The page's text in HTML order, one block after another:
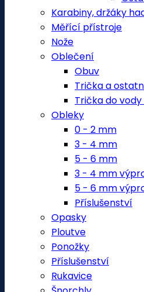
Karabiny, držáky
Měřící přístroje
Nože
Oblečení
Obuv
Trička a
Trička do vody
Obleky
0 - 2 mm
3 - 4 mm
5 - 6 mm
3 - 4 mm
5 - 6 mm
Příslušenství
Opasky
Ploutve
Ponožky
Příslušenství
Rukavice